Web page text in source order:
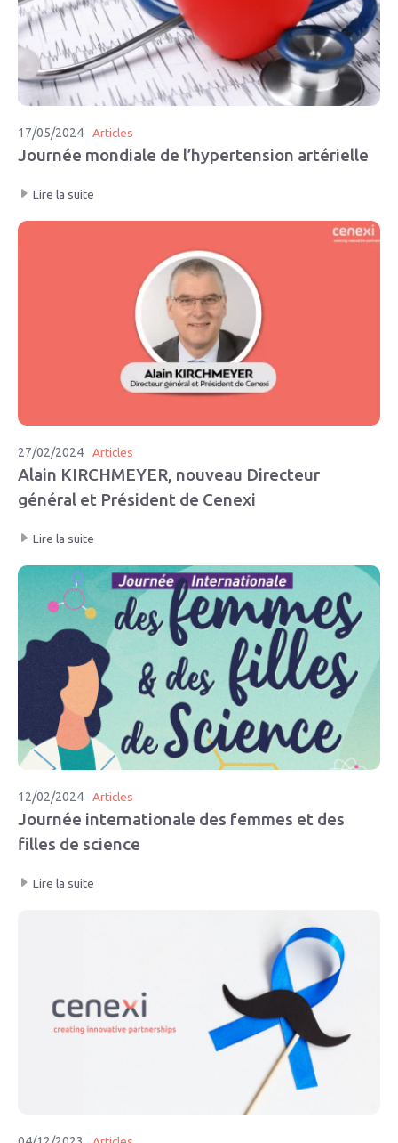
17/05/2024 Articles
Journée mondiale de l’hypertension artérielle
Lire la suite
27/02/2024 Articles
Alain KIRCHMEYER, nouveau Directeur
général et Président de Cenexi
Lire la suite
12/02/2024 Articles
Journée internationale des femmes et des
filles de science
Lire la suite